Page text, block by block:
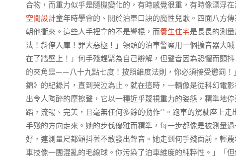
合物，而重力似乎是隨機變化的，有時感覺很重，有時像漂浮
空間設計童年時學會的、關於泊車口訣的魔性兒歌。四面八方
朝他衝來。這些人手裡拿的不是警棍，而養生住宅是長長的測
法！斜停入庫！罪大惡極！」領頭的泊車警察用一個擴音器大喊
在了牆壁上！」何手殘趕緊為自己辯解，但聲音因為恐懼而顫
的夾角是——八十九點七度！按照維度法則，你必須接受懲罰
錦》的紀錄片，直到哭泣為止。就在這時，一輛像是從科幻電
出令人陶醉的摩擦聲，它以一種近乎蔑視重力的姿態，精準地
蹈，流暢、完美，且毫無任何多餘的動作**。跑車的駕駛座上
手殘的方向走來。她的步伐優雅而精準，每一步都像是被測量
好，連測量尺都顫抖著不敢發出聲音。她走到何手殘面前，輕
車技像一團混亂的毛線球。你污染了泊車維度的純粹性。」「